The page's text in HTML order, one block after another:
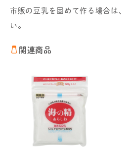
市販の豆乳を固めて作る場合は、
い。
関連商品